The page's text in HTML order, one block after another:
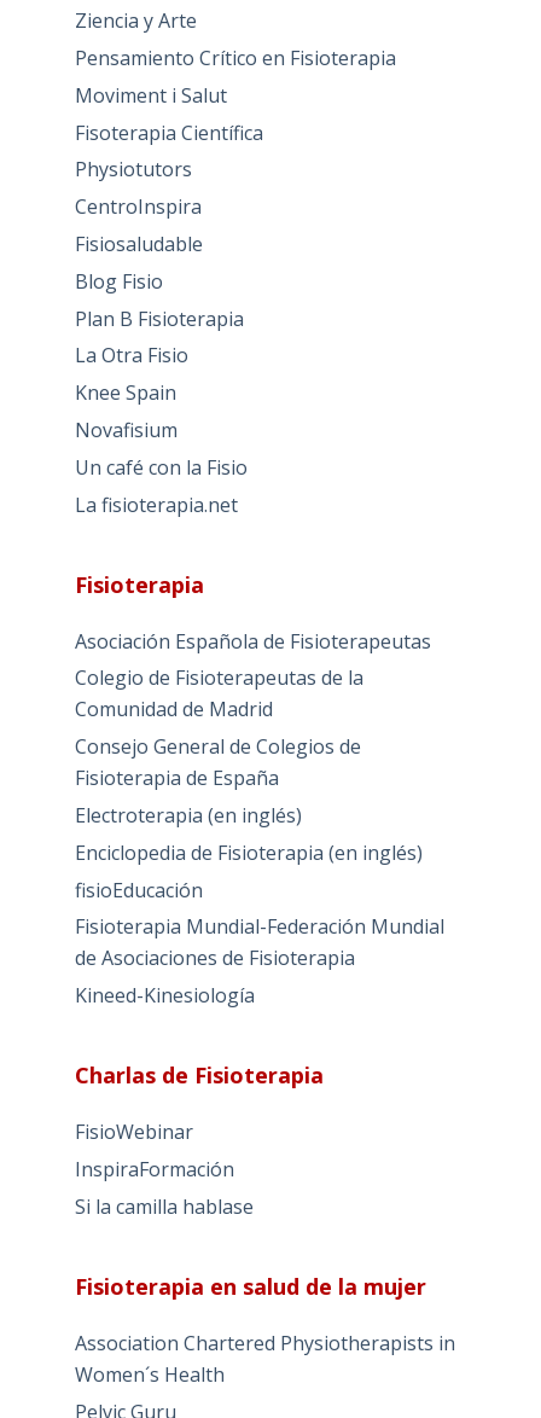
Ziencia y Arte
Pensamiento Crítico en Fisioterapia
Moviment i Salut
Fisoterapia Científica
Physiotutors
CentroInspira
Fisiosaludable
Blog Fisio
Plan B Fisioterapia
La Otra Fisio
Knee Spain
Novafisium
Un café con la Fisio
La fisioterapia.net
Fisioterapia
Asociación Española de Fisioterapeutas
Colegio de Fisioterapeutas de la
Comunidad de Madrid
Consejo General de Colegios de
Fisioterapia de España
Electroterapia (en inglés)
Enciclopedia de Fisioterapia (en inglés)
fisioEducación
Fisioterapia Mundial-Federación Mundial
de Asociaciones de Fisioterapia
Kineed-Kinesiología
Charlas de Fisioterapia
FisioWebinar
InspiraFormación
Si la camilla hablase
Fisioterapia en salud de la mujer
Association Chartered Physiotherapists in
Women´s Health
Pelvic Guru